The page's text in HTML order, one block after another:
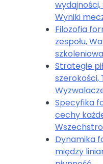
Wyniki
Filozofia
zespołu,
szkoleniowa
Strategie
szerokości,
Specyfika
cechy
Dynamika
między